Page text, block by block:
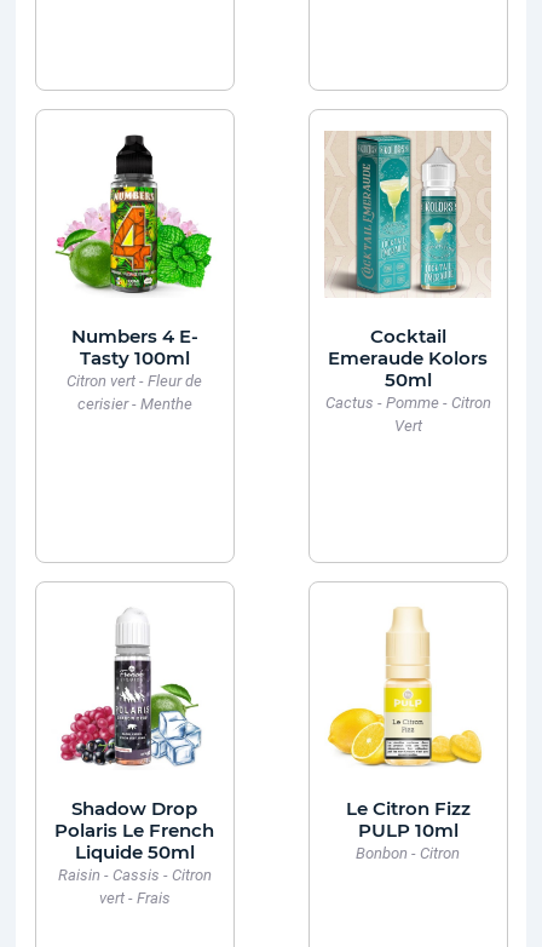
Numbers 4 E-
Tasty 100ml
Citron vert - Fleur de
cerisier - Menthe
Cocktail
Emeraude Kolors
50ml
Cactus - Pomme - Citron
Vert
Shadow Drop
Polaris Le French
Liquide 50ml
Raisin - Cassis - Citron
vert - Frais
Le Citron Fizz
PULP 10ml
Bonbon - Citron